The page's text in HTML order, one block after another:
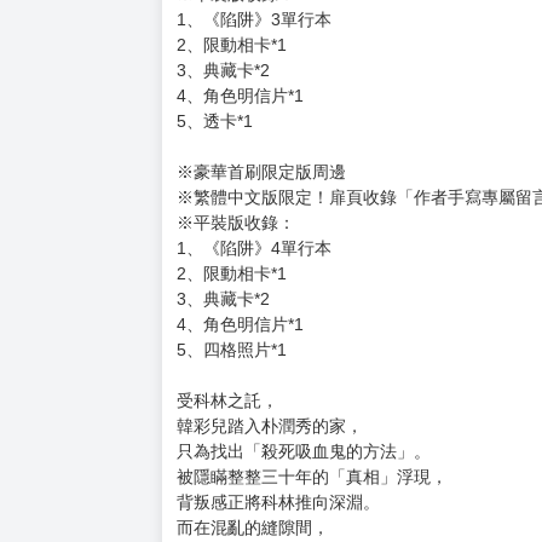
購買評價限制
使用超商取貨付款：負評≦1分 超商未取貨
陷阱3+4合購
定價：新台幣$780元
※豪華首刷限定版周邊
※繁體中文版限定！扉頁收錄「作者手寫專屬留
※平裝版收錄：
1、《陷阱》3單行本
2、限動相卡*1
3、典藏卡*2
4、角色明信片*1
※豪華首刷限定版周邊
※繁體中文版限定！扉頁收錄「作者手寫專屬留
※平裝版收錄：
1、《陷阱》4單行本
2、限動相卡*1